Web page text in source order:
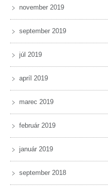
november 2019
september 2019
júl 2019
apríl 2019
marec 2019
február 2019
január 2019
september 2018